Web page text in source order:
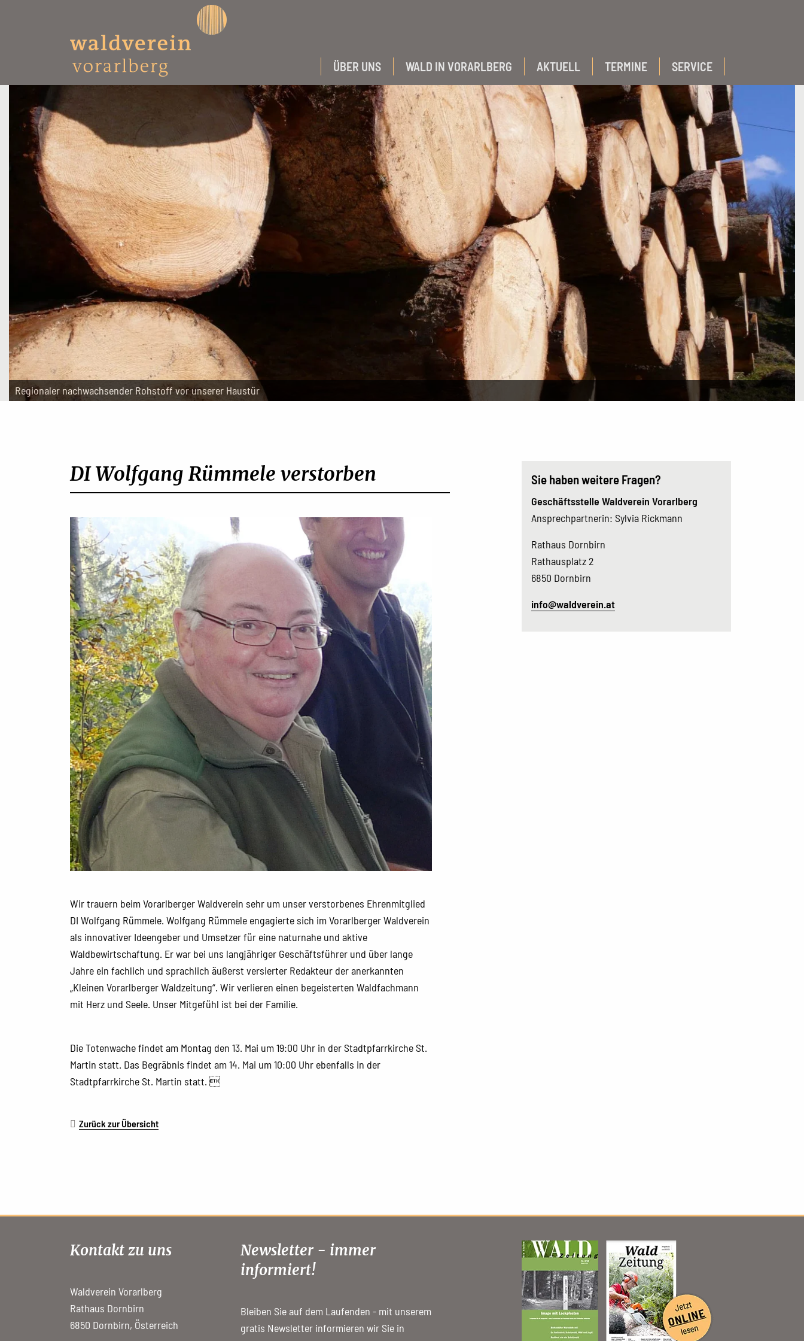
ÜBER UNS WALD IN VORARLBERG AKTUELL TERMINE SERVICE
Regionaler nachwachsender Rohstoff vor unserer Haustür
DI Wolfgang Rümmele verstorben
Wir trauern beim Vorarlberger Waldverein sehr um unser verstorbenes Ehrenmitglied
DI Wolfgang Rümmele. Wolfgang Rümmele engagierte sich im Vorarlberger Waldverein
als innovativer Ideengeber und Umsetzer für eine naturnahe und aktive
Waldbewirtschaftung. Er war bei uns langjähriger Geschäftsführer und über lange
Jahre ein fachlich und sprachlich äußerst versierter Redakteur der anerkannten
„Kleinen Vorarlberger Waldzeitung“. Wir verlieren einen begeisterten Waldfachmann
mit Herz und Seele. Unser Mitgefühl ist bei der Familie.
Die Totenwache findet am Montag den 13. Mai um 19:00 Uhr in der Stadtpfarrkirche St.
Martin statt. Das Begräbnis findet am 14. Mai um 10:00 Uhr ebenfalls in der
Stadtpfarrkirche St. Martin statt. 
Zurück zur Übersicht
Sie haben weitere Fragen?
Geschäftsstelle Waldverein Vorarlberg
Ansprechpartnerin: Sylvia Rickmann
Rathaus Dornbirn
Rathausplatz 2
6850 Dornbirn
info@waldverein.at
Kontakt zu uns
Waldverein Vorarlberg
Rathaus Dornbirn
6850 Dornbirn, Österreich
Newsletter - immer
informiert!
Bleiben Sie auf dem Laufenden - mit unserem
gratis Newsletter informieren wir Sie in